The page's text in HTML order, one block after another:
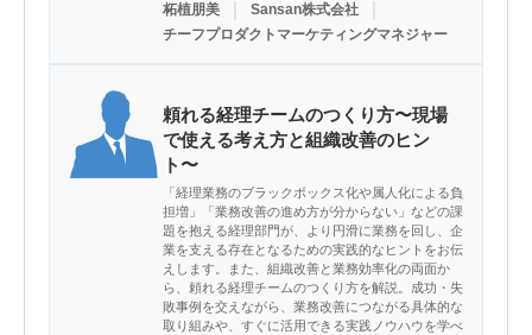
柘植朋美 Sansan株式会社
チーフプロダクトマーケティングマネジャー
頼れる経理チームのつくり方〜現場
で使える考え方と組織改善のヒン
ト〜
「経理業務のブラックボックス化や属人化による負
担増」「業務改善の進め方が分からない」などの課
題を抱える経理部門が、より円滑に業務を回し、企
業を支える存在となるための実践的なヒントをお伝
えします。また、組織改善と業務効率化の両面か
ら、頼れる経理チームのつくり方を解説。成功・失
敗事例を交えながら、業務改善につながる具体的な
取り組みや、すぐに活用できる実践ノウハウを学べ